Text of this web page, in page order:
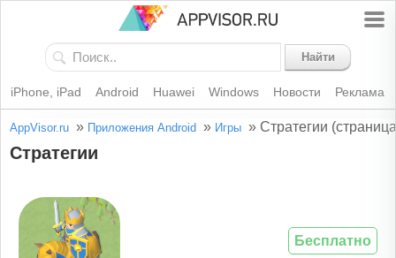
Найти
iPhone, iPad Android Huawei Windows Новости Реклама
AppVisor.ru » Приложения Android » Игры » Стратегии
Стратегии
Бесплатно